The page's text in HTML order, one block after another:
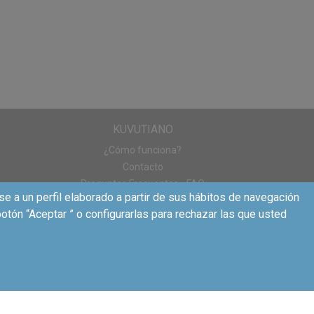
no se
puede ir otra
rodado, en el
KUVUTIANO
¿Cómo funciona?
Contacto
Preguntas Frecuentes - FAQ
a un perfil elaborado a partir de sus hábitos de navegación
“Aceptar ” o configurarlas para rechazar las que usted